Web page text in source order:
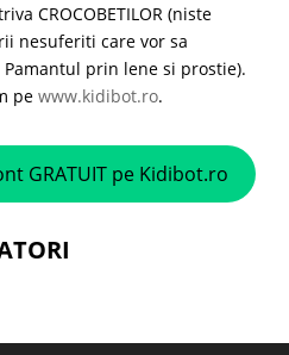
CROCOBETILOR (niste
nesuferiti care vor sa
Pamantul prin lene si prostie).
pewww.kidibot.ro.
GRATUIT pe Kidibot.ro